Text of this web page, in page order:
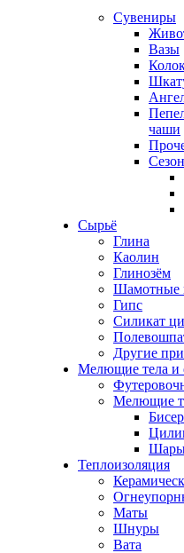
Сувениры
Вазы
чаши
Сырьё
Глина
Каолин
Глинозём
Шамотные
Гипс
Силикат
Другие
Мелющие тела и
Мелющие
Бисер
Теплоизоляция
Маты
Шнуры
Вата